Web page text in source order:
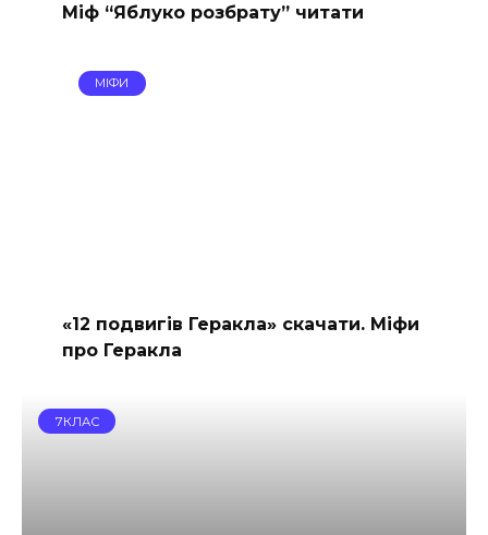
Міф “Яблуко розбрату” читати
МІФИ
«12 подвигів Геракла» скачати. Міфи
про Геракла
7КЛАС